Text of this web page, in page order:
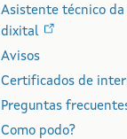
Asistente técnico
dixital
Avisos
Certificados de
Preguntas
Como podo?